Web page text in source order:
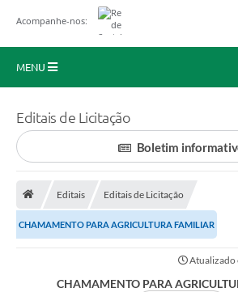
Acompanhe-nos:
MENU
Prefeitura
Cidadão
Publicações
Editais de Licitação
Boletim
Editais Editais de Licitação
CHAMAMENTO PARA AGRICULTURA FAMILIAR
Atualizado
CHAMAMENTO PARA